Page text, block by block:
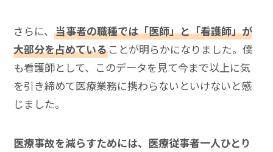
さらに、当事者の職種では「医師」と「看護師」が
大部分を占めていることが明らかになりました。僕
も看護師として、このデータを見て今まで以上に気
を引き締めて医療業務に携わらないといけないと感
じました。
医療事故を減らすためには、医療従事者一人ひとり